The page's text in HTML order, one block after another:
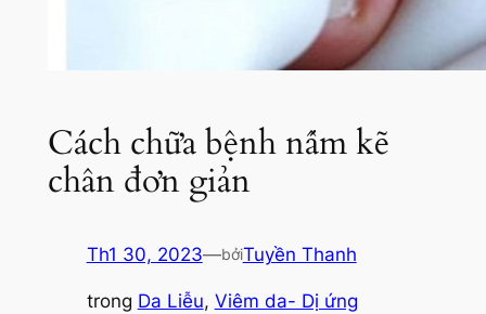
Cách chữa bệnh nấm kẽ
chân đơn giản
Th1 30, 2023—bởiTuyền Thanh
trong Da Liễu, Viêm da- Dị ứng